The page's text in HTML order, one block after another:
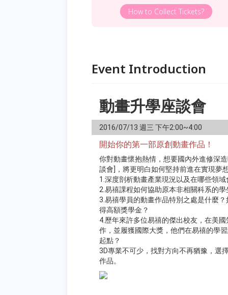
How to Collect Tickets?
Event Introduction
動畫升學座談會
2016/07/13 週三 下午2:00~4:00
開始你的第一部原創動畫作品！
你對動畫懷抱熱情，想要國內外進修深
談會]，將更明白如何堅持前進在實現夢
1.深度剖析動畫產業現況以及在哪些領
2.易禧課程如何協助原本非相關科系的
3.易禧學員的動畫作品特別之處是什麼
得高額獎學金？
4.歷年來許多位易禧的傑出校友，在美
作，並履獲國際大獎，他們在易禧的學
起點？
3D專業不可少，找對方向不再猶豫，選
作品。